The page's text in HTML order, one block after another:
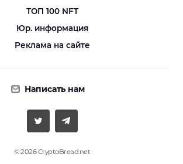
ТОП 100 NFT
Юр. информация
Реклама на сайте
Написать нам
© 2026 CryptoBread.net